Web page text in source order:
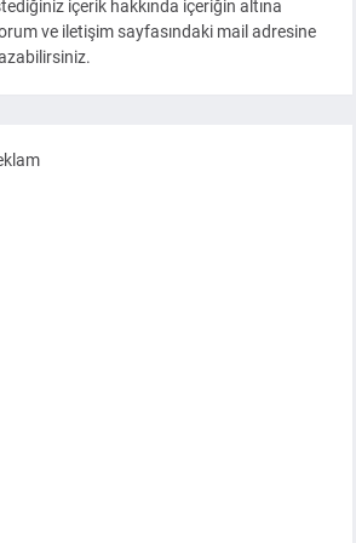
içerik hakkında içeriğin altına
ve iletişim sayfasındaki mail adresine